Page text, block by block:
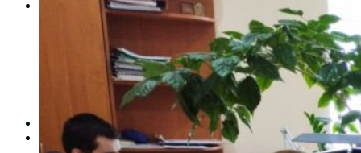
Денна форма навчання
Заочна форма навчання
Студентська рада
Документація. Карантин
Документація. Воєнний стан
Центр кар’єри та працевлаштування
Центр дуальної освіти
Неформальна та інформальна освіта
Вступникам
Міжнародне співробітництво